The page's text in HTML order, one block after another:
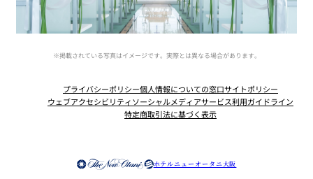
※掲載されている写真はイメージです。実際とは異なる場合があります。
ホテルニューオータニ大阪
プライバシーポリシー個人情報についての窓口サイトポリシー
ウェブアクセシビリティソーシャルメディアサービス利用ガイドライン
特定商取引法に基づく表示